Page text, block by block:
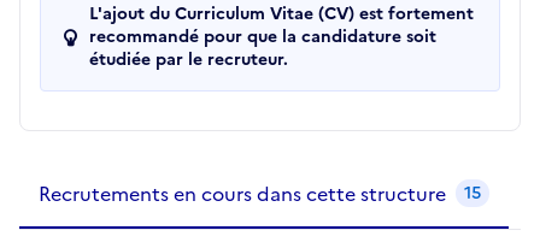
L'ajout du Curriculum Vitae (CV) est fortement
recommandé pour que la candidature soit
étudiée par le recruteur.
Recrutements en cours dans cette structure 15